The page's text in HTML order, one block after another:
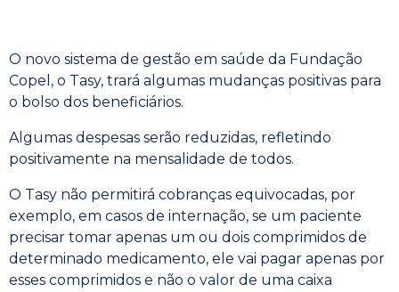
O novo sistema de gestão em saúde da Fundação
Copel, o Tasy, trará algumas mudanças positivas para
o bolso dos beneficiários.
Algumas despesas serão reduzidas, refletindo
positivamente na mensalidade de todos.
O Tasy não permitirá cobranças equivocadas, por
exemplo, em casos de internação, se um paciente
precisar tomar apenas um ou dois comprimidos de
determinado medicamento, ele vai pagar apenas por
esses comprimidos e não o valor de uma caixa